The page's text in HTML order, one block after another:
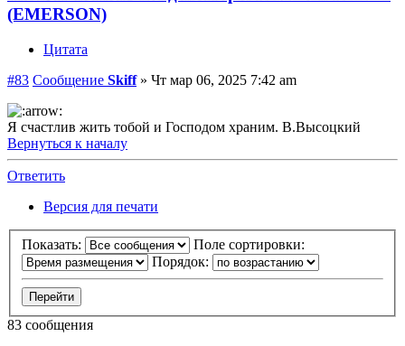
(EMERSON)
Цитата
#83 Сообщение Skiff» Чт мар 06, 2025 7:42 am
Я счастлив жить тобой и Господом храним. В.Высоцкий
Вернуться к началу
Ответить
Версия для печати
Показать:
Поле сортировки:
Порядок:
83 сообщения